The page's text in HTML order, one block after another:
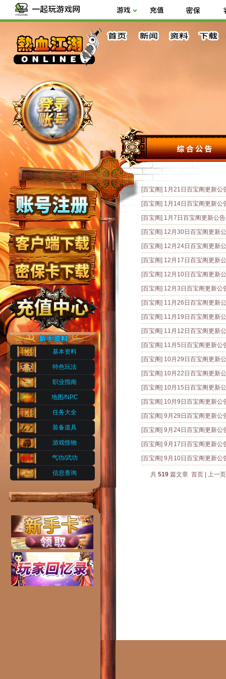
基本资料
特色玩法
职业指南
地图/NPC
任务大全
装备道具
游戏怪物
气功/武功
信息查询
[百宝阁] 1月21日百宝阁更新公
[百宝阁] 1月14日百宝阁更新公
[百宝阁] 1月7日百宝阁更新公告
[百宝阁] 12月30日百宝阁更新
[百宝阁] 12月24日百宝阁更新
[百宝阁] 12月17日百宝阁更新
[百宝阁] 12月10日百宝阁更新
[百宝阁] 12月3日百宝阁更新公
[百宝阁] 11月26日百宝阁更新
[百宝阁] 11月19日百宝阁更新
[百宝阁] 11月12日百宝阁更新
[百宝阁] 11月5日百宝阁更新公
[百宝阁] 10月29日百宝阁更新
[百宝阁] 10月22日百宝阁更新
[百宝阁] 10月15日百宝阁更新
[百宝阁] 10月9日百宝阁更新公
[百宝阁] 9月29日百宝阁更新公
[百宝阁] 9月24日百宝阁更新公
[百宝阁] 9月17日百宝阁更新公
[百宝阁] 9月10日百宝阁更新公
共 519篇文章 首页| 上一页